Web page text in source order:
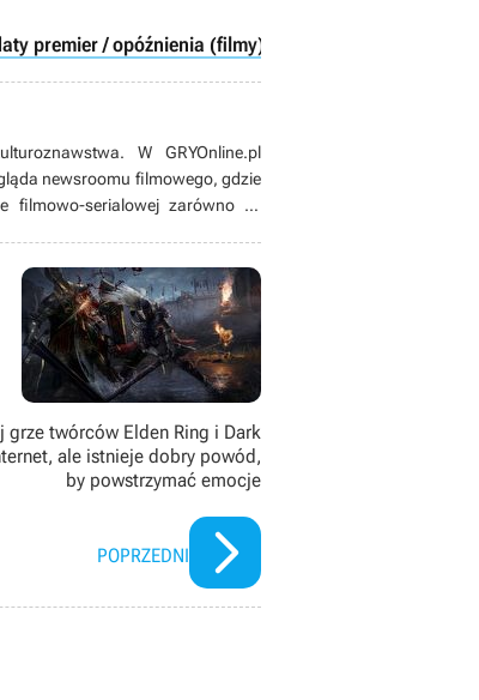
premier / opóźnienia (filmy)
W GRYOnline.pl
newsroomu filmowego, gdzie
filmowo-serialowej zarówno tej
uwielbia spędzać nie tylko przy
tekstowych, w których siedzi od
grze twórców Elden Ring i Dark
ale istnieje dobry powód,
by powstrzymać emocje
POPRZEDNI